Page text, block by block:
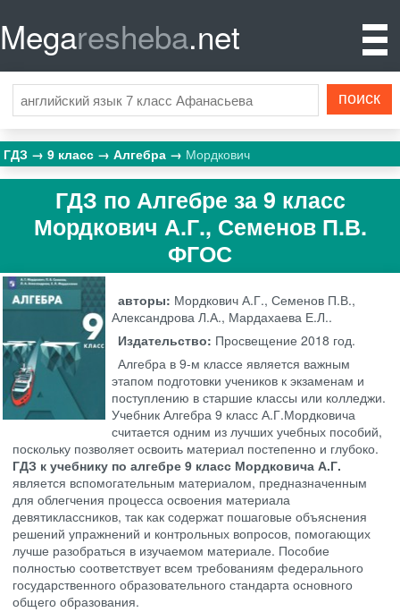
Megaresheba.net
ГДЗ 9 класс Алгебра Мордкович
ГДЗ по Алгебре за 9 класс
Мордкович А.Г., Семенов П.В.
ФГОС
авторы: Мордкович А.Г., Семенов П.В.,
Александрова Л.А., Мардахаева Е.Л..
Издательство: Просвещение 2018 год.
Алгебра в 9-м классе является важным
этапом подготовки учеников к экзаменам и
поступлению в старшие классы или колледжи.
Учебник Алгебра 9 класс А.Г.Мордковича
считается одним из лучших учебных пособий,
поскольку позволяет освоить материал постепенно и глубоко.
ГДЗ к учебнику по алгебре 9 класс Мордковича А.Г.
является вспомогательным материалом, предназначенным
для облегчения процесса освоения материала
девятиклассников, так как содержат пошаговые объяснения
решений упражнений и контрольных вопросов, помогающих
лучше разобраться в изучаемом материале. Пособие
полностью соответствует всем требованиям федерального
государственного образовательного стандарта основного
общего образования.